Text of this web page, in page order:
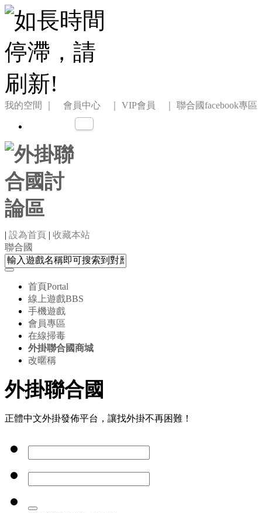
我的空間 ｜ 會員中心 ｜ VIP會員 ｜ 聯合國facebook專區
| 設為首頁 | 收藏本站
聯合國
首頁Portal
線上遊戲BBS
手機遊戲
會員專區
在線掃毒
外掛聯合國商城
改暱稱
外掛聯合國
正體中文外掛發佈平台，讓找外掛不再困難！